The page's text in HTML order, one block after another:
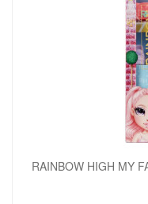
RAINBOW HIGH MY